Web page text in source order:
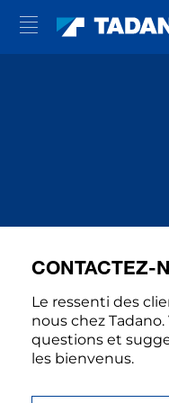
CONTACTEZ-
Le ressenti des
nous chez
questions et
les bienvenus.